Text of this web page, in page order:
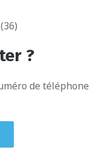
?
de téléphone